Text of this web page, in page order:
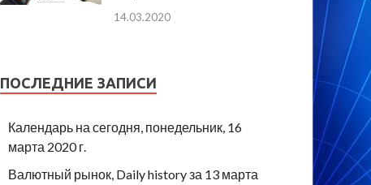
14.03.2020
ПОСЛЕДНИЕ ЗАПИСИ
Календарь на сегодня, понедельник, 16
марта 2020 г.
Валютный рынок, Daily history за 13 марта